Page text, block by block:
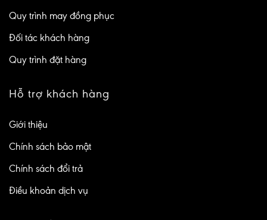
Quy trình may đồng phục
Đối tác khách hàng
Quy trình đặt hàng
Hỗ trợ khách hàng
Giới thiệu
Chính sách bảo mật
Chính sách đổi trả
Điều khoản dịch vụ